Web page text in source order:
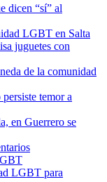
dicen “sí” al
LGBT en Salta
juguetes con
de la comunidad
temor a
en Guerrero se
LGBT para